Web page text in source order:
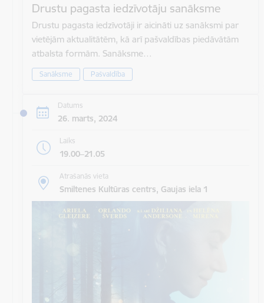
Drustu pagasta iedzīvotāju sanāksme
Drustu pagasta iedzīvotāji ir aicināti uz sanāksmi par
vietējām aktualitātēm, kā arī pašvaldības piedāvātām
atbalsta formām. Sanāksme…
Sanāksme Pašvaldība
Datums
26. marts, 2024
Laiks
19.00–21.05
Atrašanās vieta
Smiltenes Kultūras centrs, Gaujas iela 1